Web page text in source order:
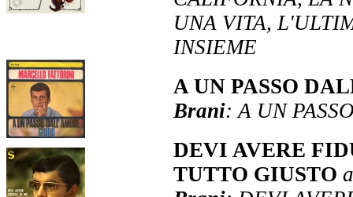
UNA VITA,
INSIEME
A UN PASSO
Brani: A UN
DEVI AVERE
TUTTO GIUSTO